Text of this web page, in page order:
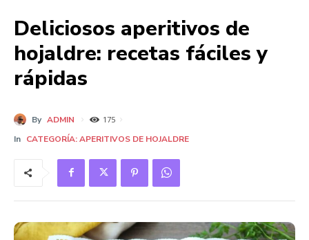
Deliciosos aperitivos de
hojaldre: recetas fáciles y
rápidas
By ADMIN 175
In CATEGORÍA: APERITIVOS DE HOJALDRE